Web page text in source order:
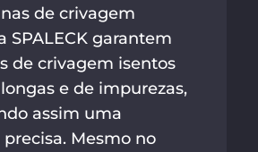
de crivagem
SPALECK garantem
de crivagem isentos
e de impurezas,
assim uma
Mesmo no